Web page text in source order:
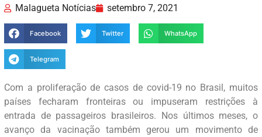
Malagueta Notícias setembro 7, 2021
Facebook Twitter WhatsApp
Telegram
Com a proliferação de casos de covid-19 no Brasil, muitos
países fecharam fronteiras ou impuseram restrições à
entrada de passageiros brasileiros. Nos últimos meses, o
avanço da vacinação também gerou um movimento de